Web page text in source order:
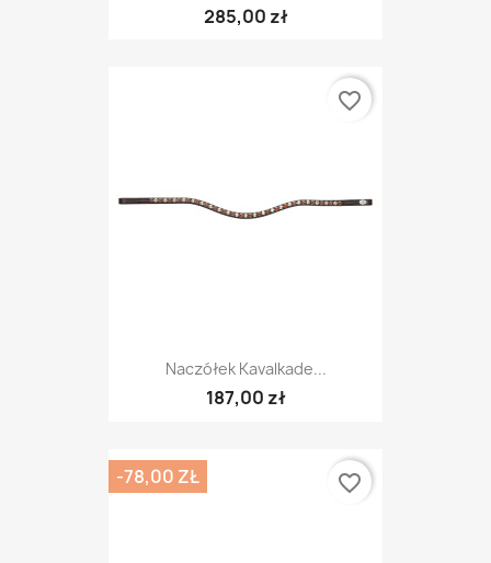
285,00 zł
Naczółek Kavalkade...
187,00 zł
favorite_border
-78,00 ZŁ favorite_border